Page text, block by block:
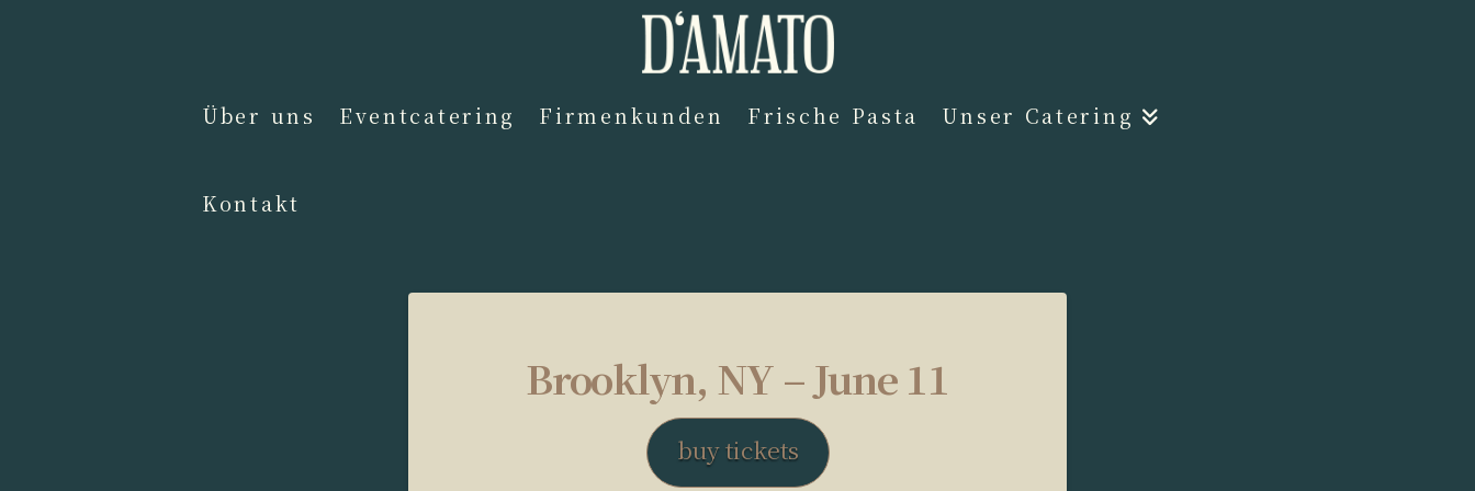
Über uns Eventcatering Firmenkunden Frische Pasta Unser Catering
Kontakt
Brooklyn, NY – June 11
buy tickets